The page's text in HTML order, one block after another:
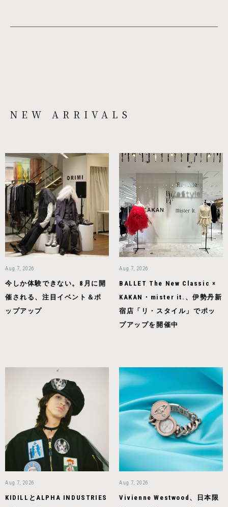
NEW ARRIVALS
Aug 7, 2026
今しか体験できない。8月に開
催される、注目イベント＆ポ
ップアップ
Aug 7, 2026
BALLET The New Classic ×
KAKAN・mister it.、伊勢丹新
宿店「リ・スタイル」でポッ
プアップを開催中
Aug 7, 2026
KIDILLとALPHA INDUSTRIES
Aug 7, 2026
Vivienne Westwood、日本限